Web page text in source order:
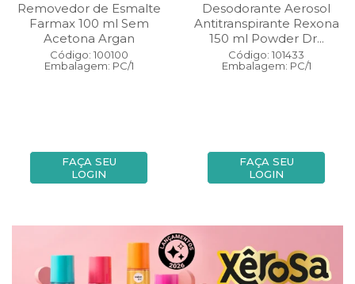
Removedor de Esmalte
Farmax 100 ml Sem
Acetona Argan
Código: 100100
Embalagem: PC/1
FAÇA SEU
LOGIN
Desodorante Aerosol
Antitranspirante Rexona
150 ml Powder Dr...
Código: 101433
Embalagem: PC/1
FAÇA SEU
LOGIN